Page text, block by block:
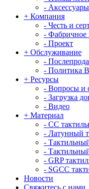
- Аксессуары
+ Компания
- Честь и
- Фабричное
- Проект
+ Обслуживание
-
- Политика
+ Ресурсы
- Вопросы и
- Загрузка
- Видео
+ Материал
- СС
- Латунный
-
-
- GRP
- SGCC
Новости
Свяжитесь с нами